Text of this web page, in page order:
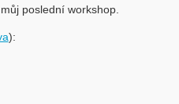
poslední workshop.
):